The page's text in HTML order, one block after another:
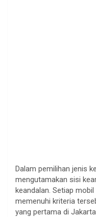
Dalam pemilihan jenis
mengutamakan sisi
keandalan. Setiap
memenuhi kriteria
yang pertama di